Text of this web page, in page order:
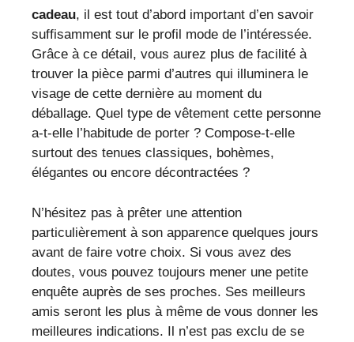
cadeau, il est tout d’abord important d’en savoir
suffisamment sur le profil mode de l’intéressée.
Grâce à ce détail, vous aurez plus de facilité à
trouver la pièce parmi d’autres qui illuminera le
visage de cette dernière au moment du
déballage. Quel type de vêtement cette personne
a-t-elle l’habitude de porter ? Compose-t-elle
surtout des tenues classiques, bohèmes,
élégantes ou encore décontractées ?
N’hésitez pas à prêter une attention
particulièrement à son apparence quelques jours
avant de faire votre choix. Si vous avez des
doutes, vous pouvez toujours mener une petite
enquête auprès de ses proches. Ses meilleurs
amis seront les plus à même de vous donner les
meilleures indications. Il n’est pas exclu de se